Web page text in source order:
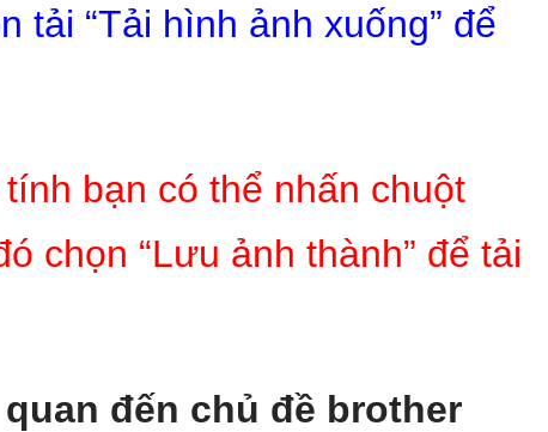
tải “Tải hình ảnh xuống” để
bạn có thể nhấn chuột
chọn “Lưu ảnh thành” để tải
đến chủ đề brother